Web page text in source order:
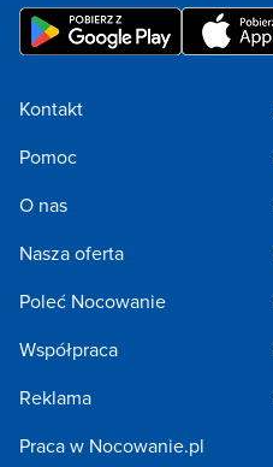
Kontakt
Pomoc
O nas
Nasza oferta
Poleć Nocowanie
Współpraca
Reklama
Praca w Nocowanie.pl